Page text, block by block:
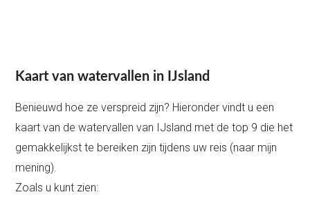
Kaart van watervallen in IJsland
Benieuwd hoe ze verspreid zijn? Hieronder vindt u een
kaart van de watervallen van IJsland met de top 9 die het
gemakkelijkst te bereiken zijn tijdens uw reis (naar mijn
mening).
Zoals u kunt zien: